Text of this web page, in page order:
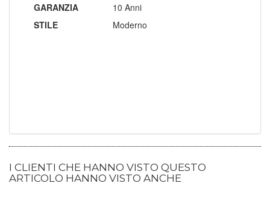
GARANZIA
10 Anni
STILE
Moderno
I CLIENTI CHE HANNO VISTO QUESTO
ARTICOLO HANNO VISTO ANCHE